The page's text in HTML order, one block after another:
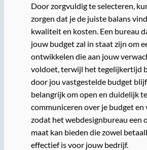
Door zorgvuldig te selecteren,
zorgen dat je de juiste balans
kwaliteit en kosten. Een bureau
jouw budget zal in staat zijn om
ontwikkelen die aan jouw
voldoet, terwijl het tegelijkertijd
door jou vastgestelde budget
belangrijk om open en duidelijk te
communiceren over je budget en
zodat het webdesignbureau een
maat kan bieden die zowel
effectief is voor jouw bedrijf.